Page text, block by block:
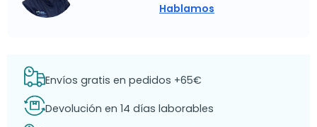
Hablamos
Envíos gratis en pedidos +65€
Devolución en 14 días laborables